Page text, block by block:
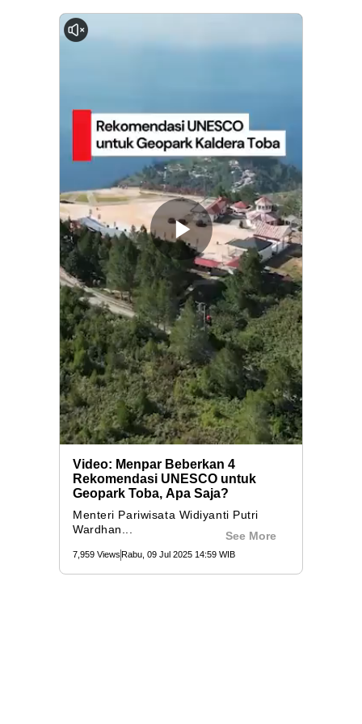
0:00
Memutarkan
Video
Video: Menpar Beberkan 4
Rekomendasi UNESCO untuk
Geopark Toba, Apa Saja?
Menteri Pariwisata Widiyanti Putri
Wardhan...
See More
7,959 Views Rabu, 09 Jul 2025 14:59 WIB